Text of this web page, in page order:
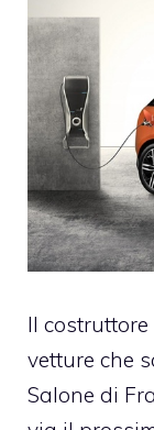
Il
vetture che
Salone di